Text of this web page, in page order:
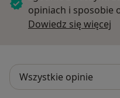
Nasi pacjenci mogą
opiniach i sposobie
Dowiedz się więcej